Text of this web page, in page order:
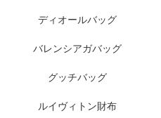
ディオールバッグ
バレンシアガバッグ
グッチバッグ
ルイヴィトン財布